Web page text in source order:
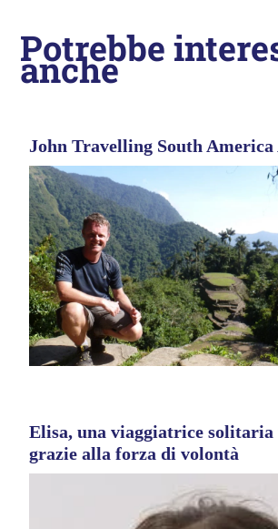
Potrebbe
anche
John Travelling South America
Elisa, una viaggiatrice solitaria
grazie alla forza di volontà